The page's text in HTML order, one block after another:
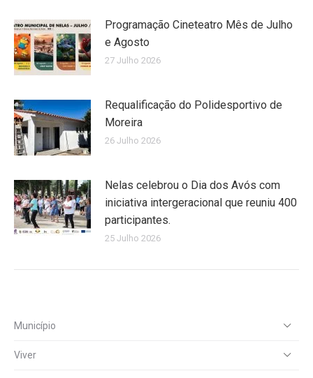
Programação Cineteatro Mês de Julho
e Agosto
27 Julho 2026
Requalificação do Polidesportivo de
Moreira
26 Julho 2026
Nelas celebrou o Dia dos Avós com
iniciativa intergeracional que reuniu 400
participantes.
25 Julho 2026
Município
Viver